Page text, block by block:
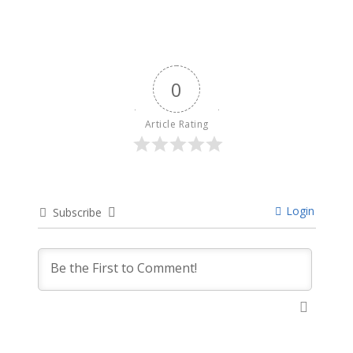
0
Article Rating
Subscribe Login